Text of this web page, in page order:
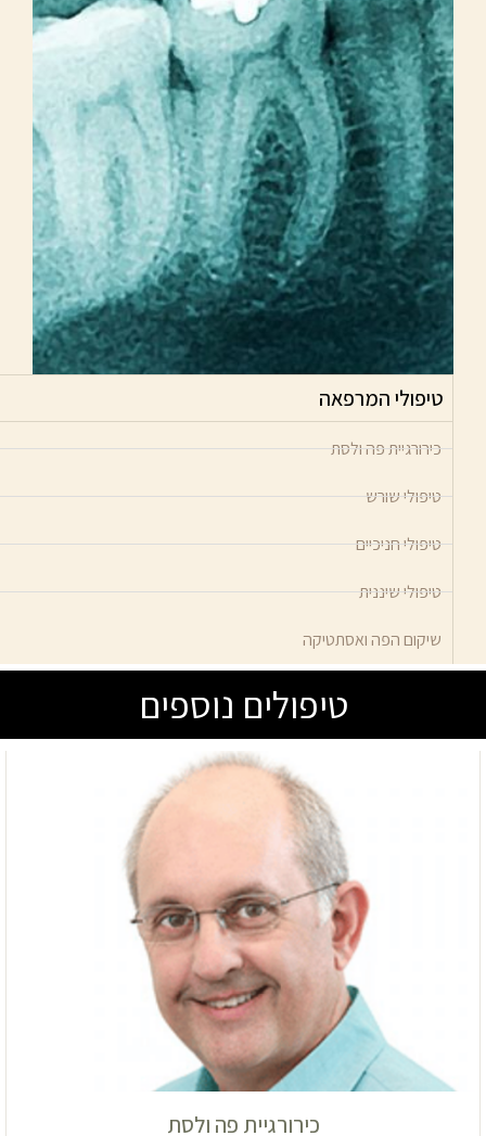
טיפולי המרפאה
כירורגיית פה ולסת
טיפולי שורש
טיפולי חניכיים
טיפולי שיננית
שיקום הפה ואסתטיקה
טיפולים נוספים
כירורגיית פה ולסת